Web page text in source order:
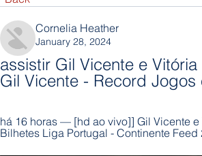
Cornelia Heather
January 28, 2024
assistir Gil Vicente e
Gil Vicente - Record
há 16 horas — [hd ao vivo]] Gil Vicente
Bilhetes Liga Portugal - Continente Feed